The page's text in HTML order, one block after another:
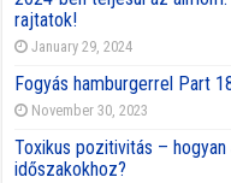
rajtatok!
January 29, 2024
Fogyás hamburgerrel Part
November 30, 2023
Toxikus pozitivitás –
időszakokhoz?